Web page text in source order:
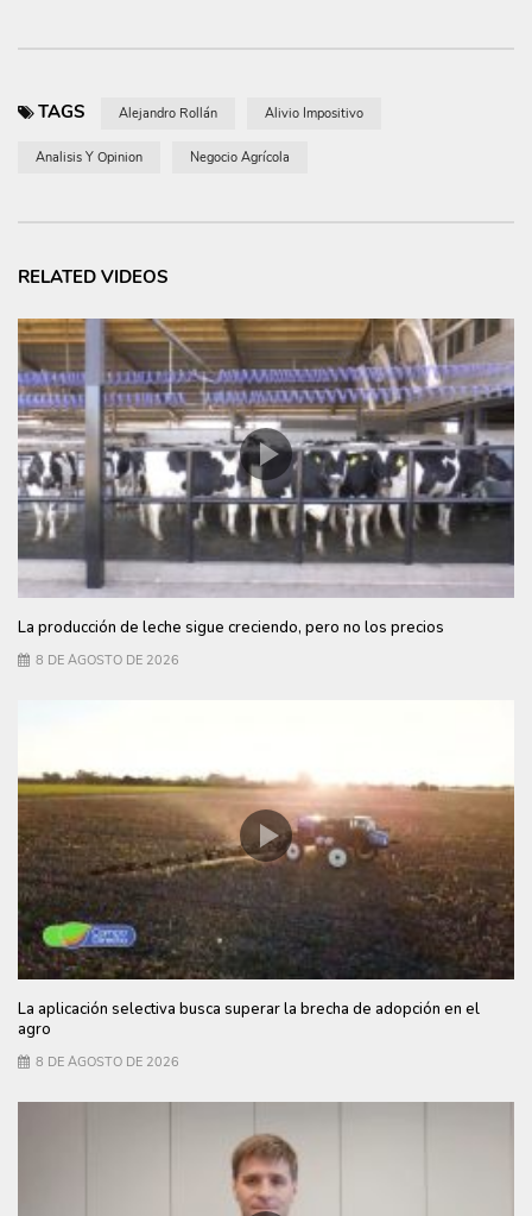
TAGS Alejandro Rollán Alivio Impositivo
Analisis Y Opinion Negocio Agrícola
RELATED VIDEOS
La producción de leche sigue creciendo, pero no los precios
8 DE AGOSTO DE 2026
La aplicación selectiva busca superar la brecha de adopción en el
agro
8 DE AGOSTO DE 2026